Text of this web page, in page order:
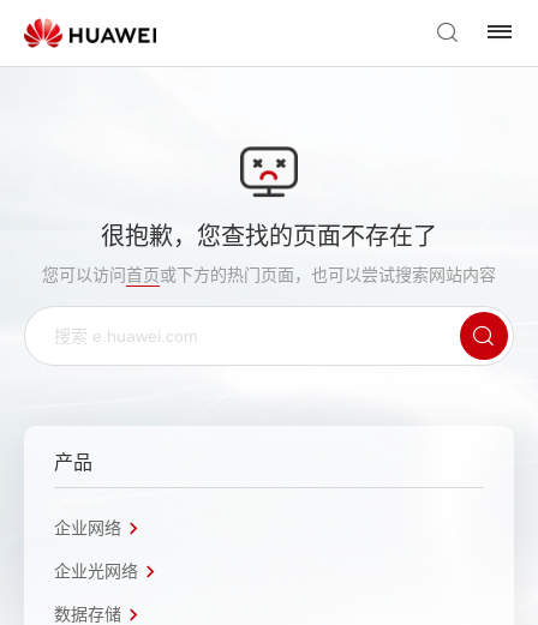
很抱歉，您查找的页面不存在了
您可以访问首页或下方的热门页面，也可以尝试搜索网站内容
产品
企业网络
企业光网络
数据存储